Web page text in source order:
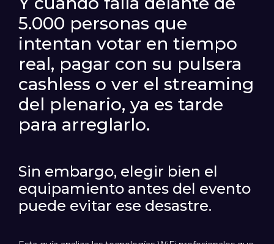
5.000 personas que
intentan votar en tiempo
real, pagar con su pulsera
cashless o ver el streaming
del plenario, ya es tarde
para arreglarlo.
Sin embargo, elegir bien el
equipamiento antes del evento
puede evitar ese desastre.